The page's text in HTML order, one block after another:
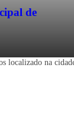
de
localizado na